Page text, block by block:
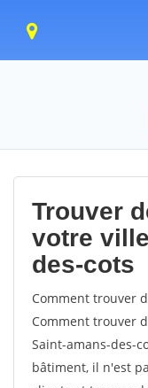
Trouver
votre
des-cots
Comment trouver
Comment trouver
Saint-amans-des-
bâtiment, il n'est